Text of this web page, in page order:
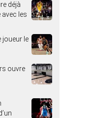
déjà
les
joueur le
ouvre